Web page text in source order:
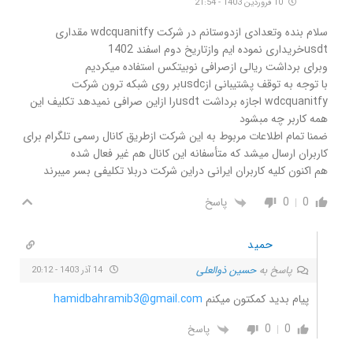
سلام بنده وتعدادی ازدوستانم در شرکت wdcquanitfy مقداری
usdtخریداری نموده ایم وازتاریخ دوم اسفند 1402
وبرای برداشت ریالی ازصرافی نوبیتکس استفاده میکردیم
با توجه به توقف پشتیبانی ازusdcبر روی شبکه ترون شرکت
wdcquanitfy اجازه برداشت usdtرا ازاین صرافی نمیدهد تکلیف این
همه کاربر چه مبشود
ضمنا تمام اطلاعات مربوط به این شرکت ازطریق کانال رسمی تلگرام برای
کاربران ارسال میشد که متأسفانه این کانال هم غیر فعال شده
هم اکنون کلیه کاربران ایرانی دراین شرکت دربلا تکلیفی بسر میبرند
0
0 پاسخ
حمید
پاسخ بهحسین ذوالعلی
پیام بدید کمکتون میکنم hamidbahramib3@gmail.com
0
0 پاسخ